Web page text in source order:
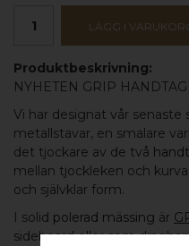
LÄGG I
Produktbeskrivning:
NYHETEN GRIP HANDTAG
Vi har designat vår senaste
metallstavar, en smalare
det tjockare av de två
mellan tjockleken och
och självklar form.
I solid polerad mässing är
sideboard eller som